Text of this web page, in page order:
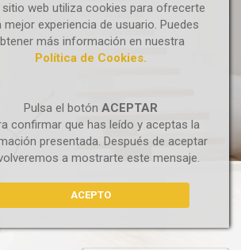
sitio web utiliza cookies para ofrecerte
mejor experiencia de usuario. Puedes
más información en nuestra
Política de Cookies.
Pulsa el botón ACEPTAR
confirmar que has leído y aceptas la
presentada. Después de aceptar
a mostrarte este mensaje.
ACEPTO